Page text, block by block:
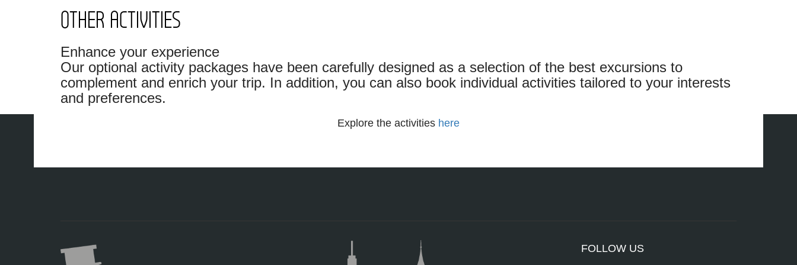
Traslado a un bello palacio barroco donde podrá disfrutar de un concierto de cámara interpretado por la Residenz
orquesta de Viena. El concierto tiene dos partes: La primera dedicada al gran músico Mozart y la segunda a los Strauss.
escucharemos Polkas y Sardas reminiscencia del Imperio Austro- Húngaro, así como veremos algunas piezas del ballet
clásico.
OTHER ACTIVITIES
Enhance your experience
Our optional activity packages have been carefully designed as a selection of the best excursions to
complement and enrich your trip. In addition, you can also book individual activities tailored to your interests
and preferences.
Explore the activities here
FOLLOW US